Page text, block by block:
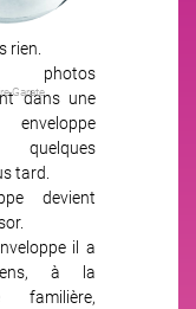
Garate
rien.
dans une
enveloppe
quelques
tard.
devient
il a
à la
familière,